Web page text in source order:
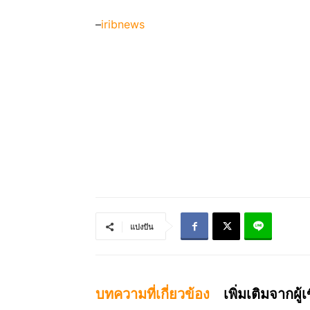
–iribnews
แบ่งปัน
บทความที่เกี่ยวข้อง เพิ่มเติมจากผู้